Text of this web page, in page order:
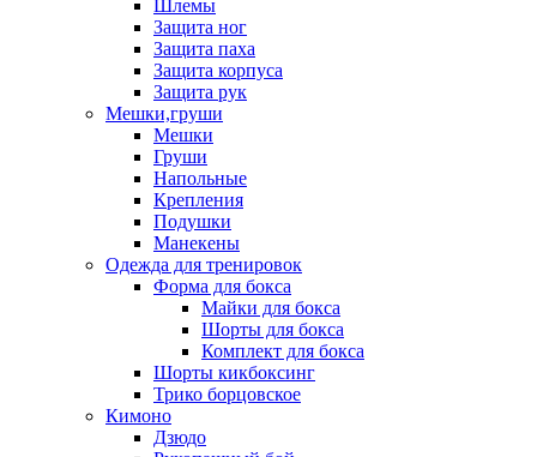
Шлемы
Защита ног
Защита паха
Защита корпуса
Защита рук
Мешки,груши
Мешки
Груши
Напольные
Крепления
Подушки
Манекены
Одежда для тренировок
Форма для бокса
Майки для бокса
Шорты для бокса
Комплект для бокса
Шорты кикбоксинг
Трико борцовское
Кимоно
Дзюдо